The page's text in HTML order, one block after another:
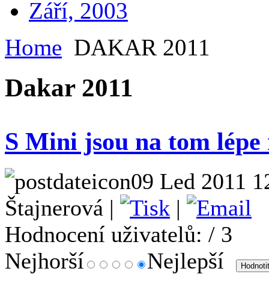
Září, 2003
Home DAKAR 2011
Dakar 2011
S Mini jsou na tom lépe
09 Led 2011
Štajnerová |
|
Hodnocení uživatelů: / 3
Nejhorší
Nejlepší